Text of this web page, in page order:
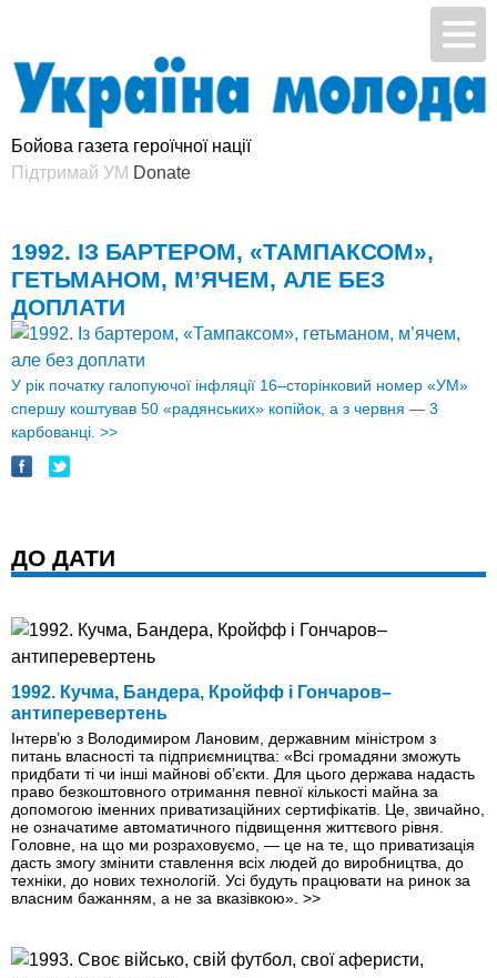
Бойова газета героїчної нації
Підтримай УМ
1992. ІЗ БАРТЕРОМ, «ТАМПАКСОМ»,
ГЕТЬМАНОМ, М’ЯЧЕМ, АЛЕ БЕЗ
ДОПЛАТИ
У рік початку галопуючої інфляції 16–сторінковий номер «УМ»
спершу коштував 50 «радянських» копійок, а з червня — 3
карбованці. >>
ДО ДАТИ
1992. Кучма, Бандера, Кройфф і Гончаров–
антиперевертень
Інтерв’ю з Володимиром Лановим, державним міністром з
питань власності та підприємництва: «Всі громадяни зможуть
придбати ті чи інші майнові об’єкти. Для цього держава надасть
право безкоштовного отримання певної кількості майна за
допомогою іменних приватизаційних сертифікатів. Це, звичайно,
не означатиме автоматичного підвищення життєвого рівня.
Головне, на що ми розраховуємо, — це на те, що приватизація
дасть змогу змінити ставлення всіх людей до виробництва, до
техніки, до нових технологій. Усі будуть працювати на ринок за
власним бажанням, а не за вказівкою». >>